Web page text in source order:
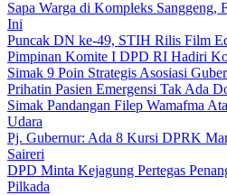
Sapa Warga di Kompleks Sanggeng,
Ini
Puncak DN ke-49, STIH Rilis Film
Pimpinan Komite I DPD RI Hadiri
Simak 9 Poin Strategis Asosiasi
Prihatin Pasien Emergensi Tak Ada
Simak Pandangan Filep Wamafma
Udara
Pj. Gubernur: Ada 8 Kursi DPRK
Saireri
DPD Minta Kejagung Pertegas
Pilkada